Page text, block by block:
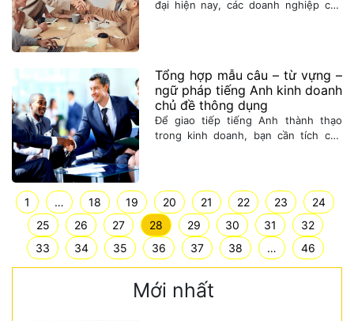
đại hiện nay, các doanh nghiệp cần
viên trong doanh nghiệp.
Tổng hợp mẫu câu – từ vựng –
ngữ pháp tiếng Anh kinh doanh
chủ đề thông dụng
Để giao tiếp tiếng Anh thành thạo
trong kinh doanh, bạn cần tích cực
trong kinh doanh.
1 … 18 19 20 21 22 23
24
25
26 27 28 29 30 31
32
33
34 35 36 37 38 … 46
Mới nhất